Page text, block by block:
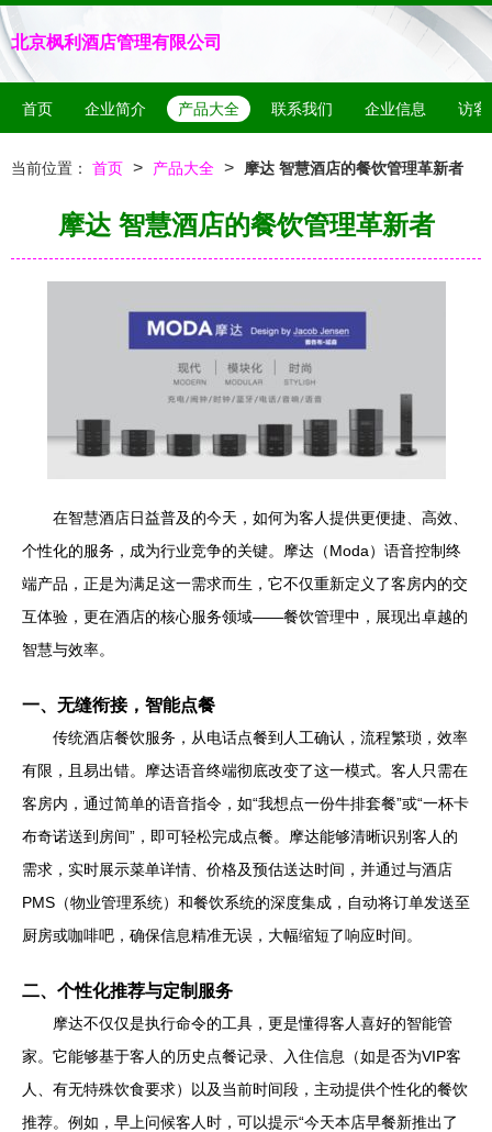
北京枫利酒店管理有限公司
首页 企业简介 产品大全 联系我们 企业信息 访客
当前位置： 首页 > 产品大全 > 摩达 智慧酒店的餐饮管理革新者
摩达 智慧酒店的餐饮管理革新者
在智慧酒店日益普及的今天，如何为客人提供更便捷、高效、
个性化的服务，成为行业竞争的关键。摩达（Moda）语音控制终
端产品，正是为满足这一需求而生，它不仅重新定义了客房内的交
互体验，更在酒店的核心服务领域——餐饮管理中，展现出卓越的
智慧与效率。
一、无缝衔接，智能点餐
传统酒店餐饮服务，从电话点餐到人工确认，流程繁琐，效率
有限，且易出错。摩达语音终端彻底改变了这一模式。客人只需在
客房内，通过简单的语音指令，如“我想点一份牛排套餐”或“一杯卡
布奇诺送到房间”，即可轻松完成点餐。摩达能够清晰识别客人的
需求，实时展示菜单详情、价格及预估送达时间，并通过与酒店
PMS（物业管理系统）和餐饮系统的深度集成，自动将订单发送至
厨房或咖啡吧，确保信息精准无误，大幅缩短了响应时间。
二、个性化推荐与定制服务
摩达不仅仅是执行命令的工具，更是懂得客人喜好的智能管
家。它能够基于客人的历史点餐记录、入住信息（如是否为VIP客
人、有无特殊饮食要求）以及当前时间段，主动提供个性化的餐饮
推荐。例如，早上问候客人时，可以提示“今天本店早餐新推出了